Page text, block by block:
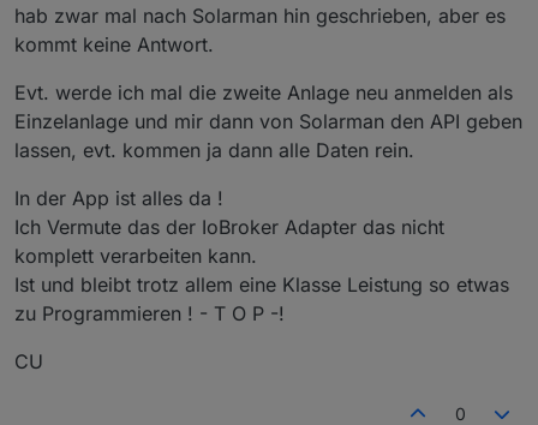
hab zwar mal nach Solarman hin geschrieben, aber es
kommt keine Antwort.
Evt. werde ich mal die zweite Anlage neu anmelden als
Einzelanlage und mir dann von Solarman den API geben
lassen, evt. kommen ja dann alle Daten rein.
In der App ist alles da !
Ich Vermute das der IoBroker Adapter das nicht
komplett verarbeiten kann.
Ist und bleibt trotz allem eine Klasse Leistung so etwas
zu Programmieren ! - T O P -!
CU
0